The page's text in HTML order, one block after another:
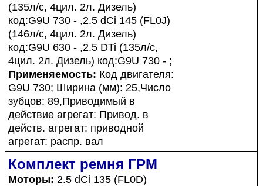
(135л/с, 4цил. 2л. Дизель)
код:G9U 730 - ,2.5 dCi 145 (FL0J)
(146л/с, 4цил. 2л. Дизель)
код:G9U 630 - ,2.5 DTi (135л/с,
4цил. 2л. Дизель) код:G9U 730 - ;
Применяемость: Код двигателя:
G9U 730; Ширина (мм): 25,Число
зубцов: 89,Приводимый в
действие агрегат: Привод. в
действ. агрегат: приводной
агрегат: распр. вал
Комплект ремня ГРМ
Моторы: 2.5 dCi 135 (FL0D)